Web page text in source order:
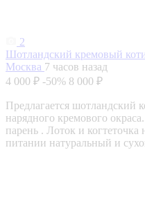
2
Шотландский кремовый
Москва 7 часов назад
4 000 ₽ -50% 8 000 ₽
Предлагается шотландский
нарядного кремового
парень . Лоток и
питании натуральный и